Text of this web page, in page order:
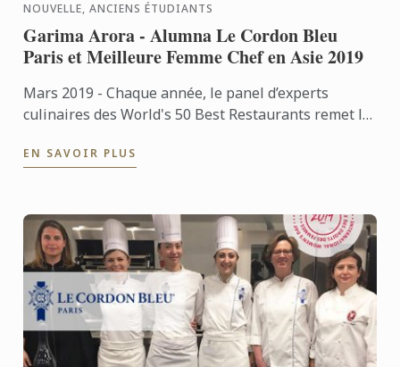
NOUVELLE, ANCIENS ÉTUDIANTS
Garima Arora - Alumna Le Cordon Bleu
Paris et Meilleure Femme Chef en Asie 2019
Mars 2019 - Chaque année, le panel d’experts
culinaires des World's 50 Best Restaurants remet le
femmes chefs dont ...
EN SAVOIR PLUS